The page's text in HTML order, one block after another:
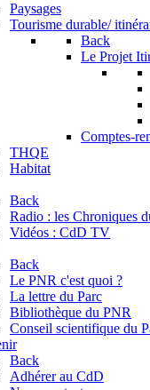
Paysages
Tourisme durable/
Back
Le Projet
Comptes-
THQE
Habitat
Back
Radio : les Chroniques
Vidéos : CdD TV
Back
Le PNR c'est quoi ?
La lettre du Parc
Bibliothèque du PNR
Conseil scientifique du
Back
Adhérer au CdD